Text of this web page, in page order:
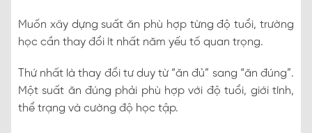
Muốn xây dựng suất ăn phù hợp từng độ tuổi, trường
học cần thay đổi ít nhất năm yếu tố quan trọng.
Thứ nhất là thay đổi tư duy từ “ăn đủ” sang “ăn đúng”.
Một suất ăn đúng phải phù hợp với độ tuổi, giới tính,
thể trạng và cường độ học tập.